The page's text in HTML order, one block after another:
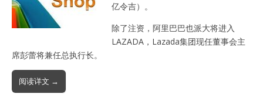
亿令吉）。
除了注资，阿里巴巴也派大将进入
LAZADA，Lazada集团现任董事会主
席彭蕾将兼任总执行长。
阅读详文 →